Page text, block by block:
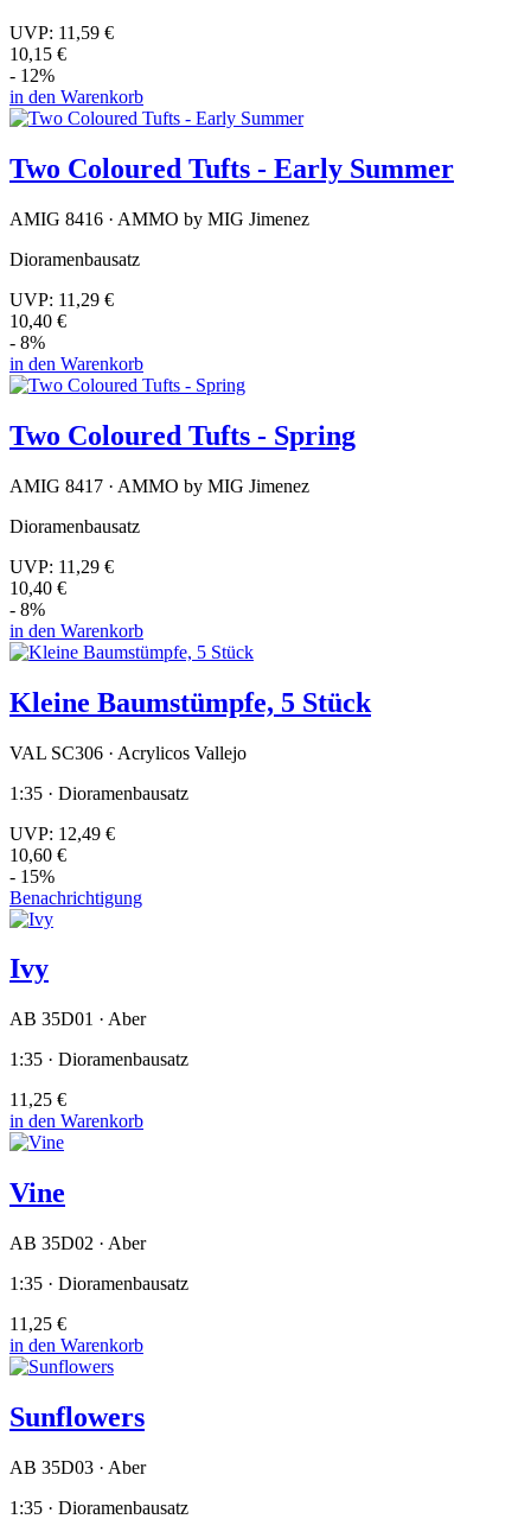
UVP: 11,59 €
10,15 €
- 12%
in den Warenkorb
Two Coloured Tufts - Early Summer
AMIG 8416 · AMMO by MIG Jimenez
Dioramenbausatz
UVP: 11,29 €
10,40 €
- 8%
in den Warenkorb
Two Coloured Tufts - Spring
AMIG 8417 · AMMO by MIG Jimenez
Dioramenbausatz
UVP: 11,29 €
10,40 €
- 8%
in den Warenkorb
Kleine Baumstümpfe, 5 Stück
VAL SC306 · Acrylicos Vallejo
1:35 · Dioramenbausatz
UVP: 12,49 €
10,60 €
- 15%
Benachrichtigung
Ivy
AB 35D01 · Aber
1:35 · Dioramenbausatz
11,25 €
in den Warenkorb
Vine
AB 35D02 · Aber
1:35 · Dioramenbausatz
11,25 €
in den Warenkorb
Sunflowers
AB 35D03 · Aber
1:35 · Dioramenbausatz